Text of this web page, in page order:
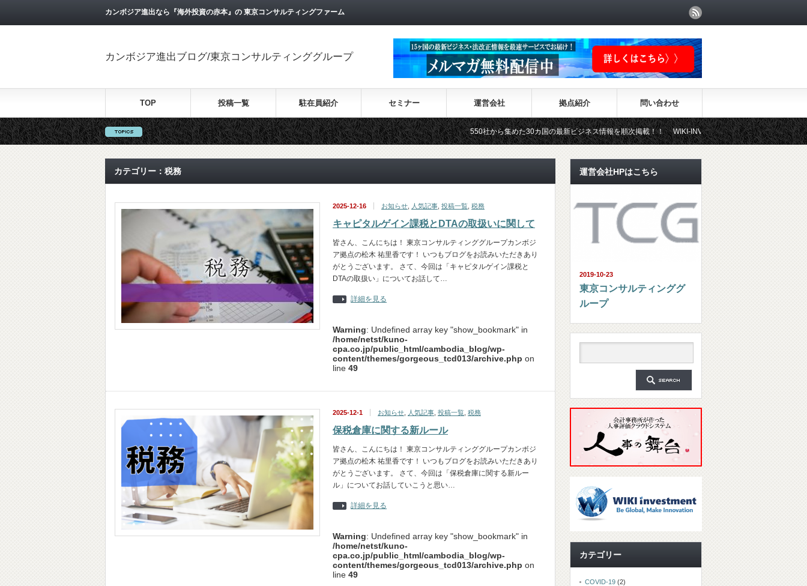
カンボジア進出なら『海外投資の赤本』の 東京コンサルティングファーム
カンボジア進出ブログ/東京コンサルティンググループ
TOP 投稿一覧 駐在員紹介 セミナー 運営会社 拠点紹介 問い合わせ
550社から集めた30カ国の最新ビジネス情報を順次掲載！！ WIKI-INVESTMENTはこちらから！
カテゴリー：税務
2025-12-16 お知らせ 人気記事 投稿一覧 税務
キャピタルゲイン課税とDTAの取扱いに関して
皆さん、こんにちは！ 東京コンサルティンググループカンボジ
ア拠点の松木 祐里香です！ いつもブログをお読みいただきあり
がとうございます。 さて、今回は「キャピタルゲイン課税と
DTAの取扱い」についてお話して…
詳細を見る
Warning: Undefined array key "show_bookmark" in
/home/netst/kuno-
cpa.co.jp/public_html/cambodia_blog/wp-
content/themes/gorgeous_tcd013/archive.php on
line 49
2025-12-1 お知らせ 人気記事 投稿一覧 税務
保税倉庫に関する新ルール
皆さん、こんにちは！ 東京コンサルティンググループカンボジ
ア拠点の松木 祐里香です！ いつもブログをお読みいただきあり
がとうございます。 さて、今回は「保税倉庫に関する新ルー
ル」についてお話していこうと思い…
詳細を見る
Warning: Undefined array key "show_bookmark" in
/home/netst/kuno-
cpa.co.jp/public_html/cambodia_blog/wp-
content/themes/gorgeous_tcd013/archive.php on
line 49
運営会社HPはこちら
2019-10-23
東京コンサルティンググ
ループ
カテゴリー
COVID-19 (2)